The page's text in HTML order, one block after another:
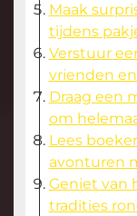
Maak
tijdens
Verstuur
vrienden
Draag een
om
Lees
avonturen
Geniet van
tradities